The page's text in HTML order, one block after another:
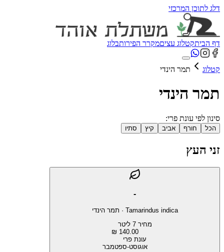
דלג לתוכן המרכזי
דף הביתקטלוג עציםמקרר הפירותבלוג
קטלוג תמר הינדי
תמר הינדי
סינון לפי עונת פרי:
הכל חורף אביב קיץ סתיו
זני העץ
-
Tamarindus indica
· תמר הינדי
מחיר 7 ליטר
140.00 ₪
עונת פרי
אוגוסט-ספטמבר